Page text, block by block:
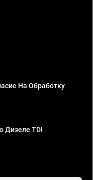
На Обработку
Дизеле TDI